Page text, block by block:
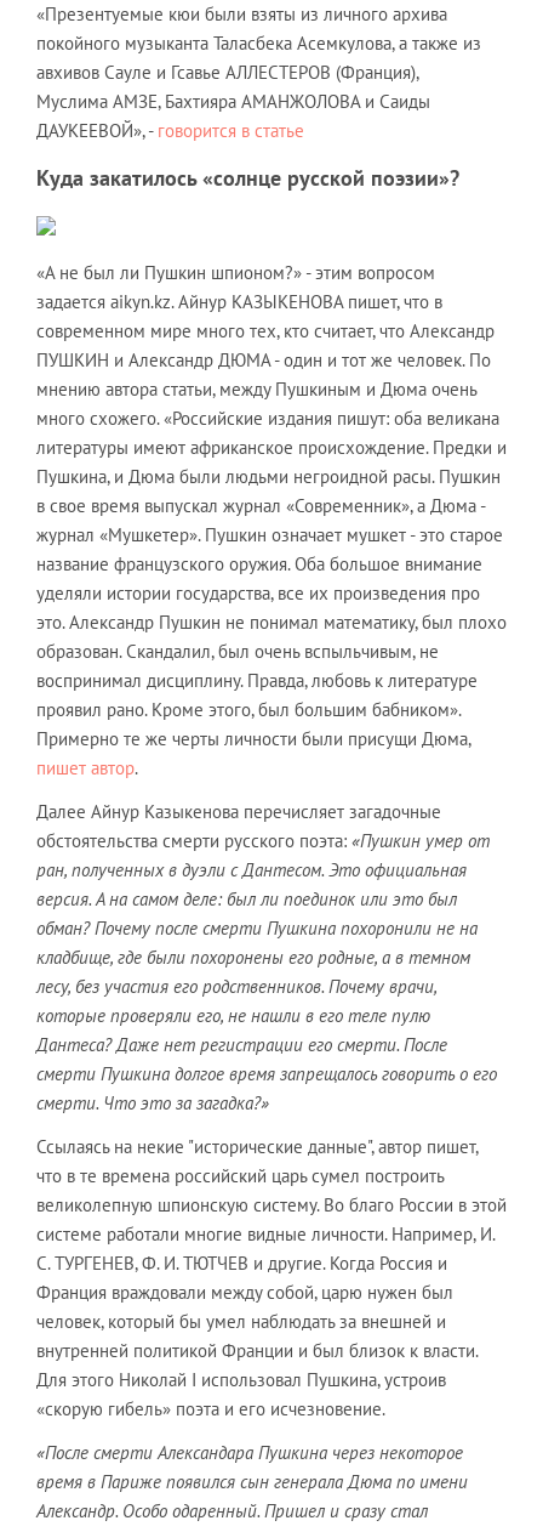
«Презентуемые кюи были взяты из личного архива
покойного музыканта Таласбека Асемкулова, а также из
авхивов Сауле и Гсавье АЛЛЕСТЕРОВ (Франция),
Муслима АМЗЕ, Бахтияра АМАНЖОЛОВА и Саиды
ДАУКЕЕВОЙ», - говорится в статье
Куда закатилось «солнце русской поэзии»?
«А не был ли Пушкин шпионом?» - этим вопросом
задается aikyn.kz. Айнур КАЗЫКЕНОВА пишет, что в
современном мире много тех, кто считает, что Александр
ПУШКИН и Александр ДЮМА - один и тот же человек. По
мнению автора статьи, между Пушкиным и Дюма очень
много схожего. «Российские издания пишут: оба великана
литературы имеют африканское происхождение. Предки и
Пушкина, и Дюма были людьми негроидной расы. Пушкин
в свое время выпускал журнал «Современник», а Дюма -
журнал «Мушкетер». Пушкин означает мушкет - это старое
название французского оружия. Оба большое внимание
уделяли истории государства, все их произведения про
это. Александр Пушкин не понимал математику, был плохо
образован. Скандалил, был очень вспыльчивым, не
воспринимал дисциплину. Правда, любовь к литературе
проявил рано. Кроме этого, был большим бабником».
Примерно те же черты личности были присущи Дюма,
пишет автор.
Далее Айнур Казыкенова перечисляет загадочные
обстоятельства смерти русского поэта: «Пушкин умер от
ран, полученных в дуэли с Дантесом. Это официальная
версия. А на самом деле: был ли поединок или это был
обман? Почему после смерти Пушкина похоронили не на
кладбище, где были похоронены его родные, а в темном
лесу, без участия его родственников. Почему врачи,
которые проверяли его, не нашли в его теле пулю
Дантеса? Даже нет регистрации его смерти. После
смерти Пушкина долгое время запрещалось говорить о его
смерти. Что это за загадка?»
Ссылаясь на некие "исторические данные", автор пишет,
что в те времена российский царь сумел построить
великолепную шпионскую систему. Во благо России в этой
системе работали многие видные личности. Например, И.
С. ТУРГЕНЕВ, Ф. И. ТЮТЧЕВ и другие. Когда Россия и
Франция враждовали между собой, царю нужен был
человек, который бы умел наблюдать за внешней и
внутренней политикой Франции и был близок к власти.
Для этого Николай І использовал Пушкина, устроив
«скорую гибель» поэта и его исчезновение.
«После смерти Александара Пушкина через некоторое
время в Париже появился сын генерала Дюма по имени
Александр. Особо одаренный. Пришел и сразу стал